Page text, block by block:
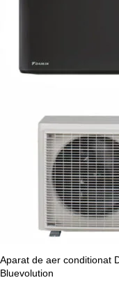
Aparat de aer conditionat
Bluevolution